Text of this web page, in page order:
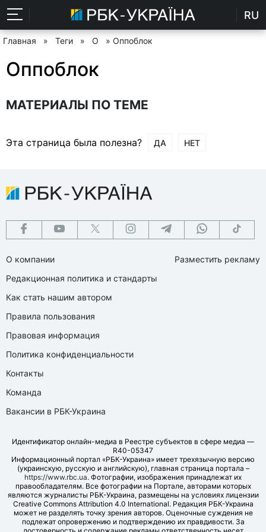
RU
Главная » Теги » О » Оппоблок
Оппоблок
МАТЕРИАЛЫ ПО ТЕМЕ
Эта страница была полезна? ДА НЕТ
О компании
Редакционная политика и стандарты
Как стать нашим автором
Правила пользования
Правовая информация
Политика конфиденциальности
Контакты
Команда
Вакансии в РБК-Украина
Разместить рекламу
Идентификатор онлайн-медиа в Реестре субъектов в сфере медиа —
R40-05347
Информационный портал «РБК-Украина» имеет трехязычную версию
(украинскую, русскую и английскую), главная страница портала –
https://www.rbc.ua. Фотографии, изображения принадлежат их
правообладателям. Все фотографии на Портале, авторами которых
являются журналисты РБК-Украина, размещены на условиях лицензии
Creative Commons Attribution 4.0 International. Редакция РБК-Украина
может не разделять точку зрения авторов. Оценочные суждения не
подлежат опровержению и подтверждению их правдивости. За